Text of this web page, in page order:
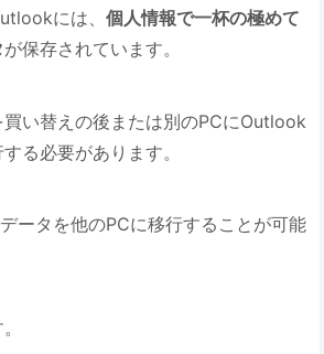
には、個人情報で一杯の極めて
が保存されています。
い替えの後または別のPCにOutlook
る必要があります。
ータを他のPCに移行することが可能